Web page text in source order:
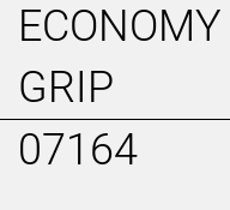
GRIP
07164